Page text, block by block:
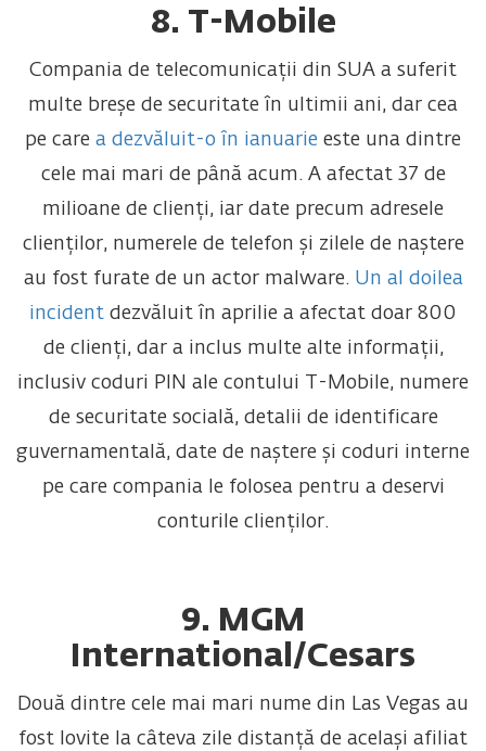
8. T-Mobile
Compania de telecomunicații din SUA a suferit
multe breșe de securitate în ultimii ani, dar cea
pe care a dezvăluit-o în ianuarie este una dintre
cele mai mari de până acum. A afectat 37 de
milioane de clienți, iar date precum adresele
clienților, numerele de telefon și zilele de naștere
au fost furate de un actor malware. Un al doilea
incident dezvăluit în aprilie a afectat doar 800
de clienți, dar a inclus multe alte informații,
inclusiv coduri PIN ale contului T-Mobile, numere
de securitate socială, detalii de identificare
guvernamentală, date de naștere și coduri interne
pe care compania le folosea pentru a deservi
conturile clienților.
9. MGM
International/Cesars
Două dintre cele mai mari nume din Las Vegas au
fost lovite la câteva zile distanță de același afiliat